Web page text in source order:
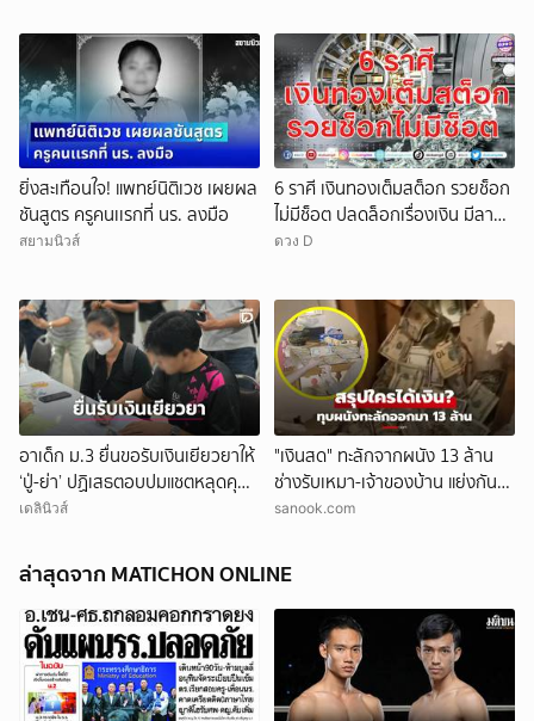
ยิ่งสะเทือนใจ! แพทย์นิติเวช เผยผล
ชันสูตร ครูคนเเรกที่ นร. ลงมือ
สยามนิวส์
6 ราศี เงินทองเต็มสต็อก รวยช็อก
ไม่มีช็อต ปลดล็อกเรื่องเงิน มีลาภ
ลอยจ่อคิว
ดวง D
อาเด็ก ม.3 ยื่นขอรับเงินเยียวยาให้
‘ปู่-ย่า’ ปฏิเสธตอบปมแชตหลุดคุย
แม่ ‘ถูกกลั่นแกล้ง’
เดลินิวส์
"เงินสด" ทะลักจากผนัง 13 ล้าน
ช่างรับเหมา-เจ้าของบ้าน แย่งกัน
วุ่น สุดท้ายศาลตัดสินให้ใคร?!
sanook.com
ล่าสุดจาก MATICHON ONLINE